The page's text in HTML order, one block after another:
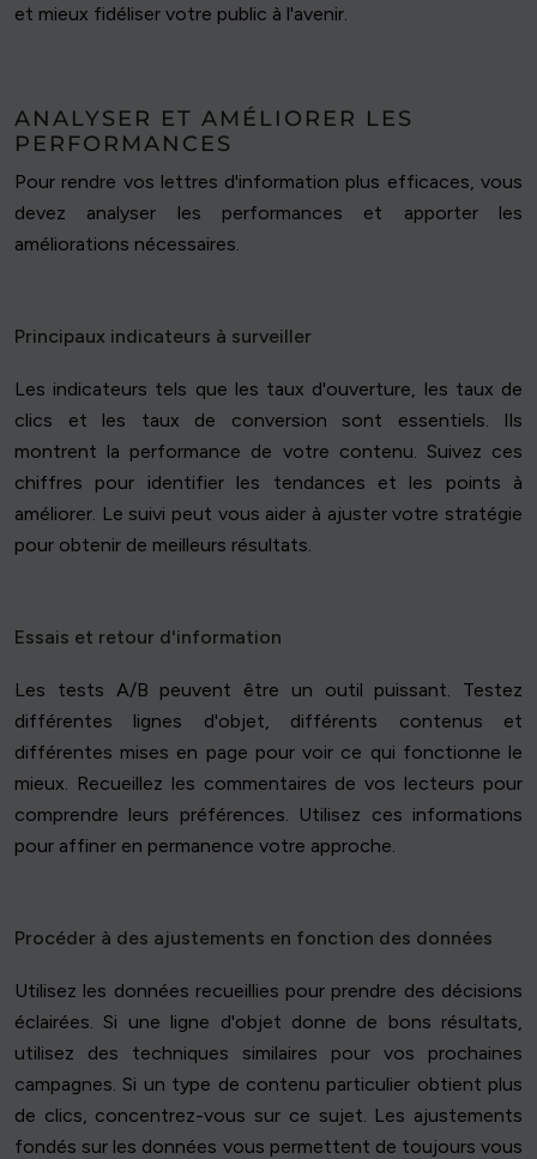
et mieux fidéliser votre public à l'avenir.
ANALYSER ET AMÉLIORER LES
PERFORMANCES
Pour rendre vos lettres d'information plus efficaces, vous
devez analyser les performances et apporter les
améliorations nécessaires.
Principaux indicateurs à surveiller
Les indicateurs tels que les taux d'ouverture, les taux de
clics et les taux de conversion sont essentiels. Ils
montrent la performance de votre contenu. Suivez ces
chiffres pour identifier les tendances et les points à
améliorer. Le suivi peut vous aider à ajuster votre stratégie
pour obtenir de meilleurs résultats.
Essais et retour d'information
Les tests A/B peuvent être un outil puissant. Testez
différentes lignes d'objet, différents contenus et
différentes mises en page pour voir ce qui fonctionne le
mieux. Recueillez les commentaires de vos lecteurs pour
comprendre leurs préférences. Utilisez ces informations
pour affiner en permanence votre approche.
Procéder à des ajustements en fonction des données
Utilisez les données recueillies pour prendre des décisions
éclairées. Si une ligne d'objet donne de bons résultats,
utilisez des techniques similaires pour vos prochaines
campagnes. Si un type de contenu particulier obtient plus
de clics, concentrez-vous sur ce sujet. Les ajustements
fondés sur les données vous permettent de toujours vous